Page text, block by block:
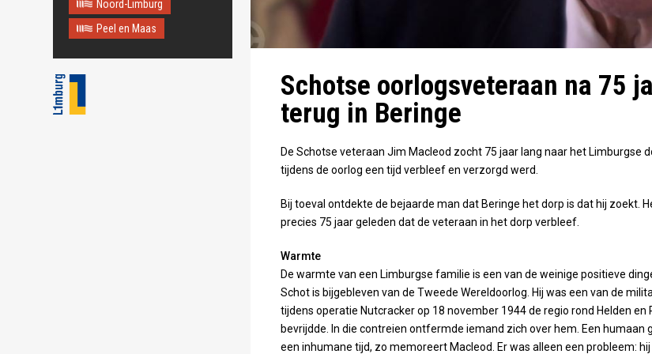
Maps correctly. See the
JavaScript console for
technical details.
Noord-Limburg
Peel en Maas
Schotse oorlogsveteraan na 75
terug in Beringe
De Schotse veteraan Jim Macleod zocht 75 jaar lang naar het Limburgse
tijdens de oorlog een tijd verbleef en verzorgd werd.
Bij toeval ontdekte de bejaarde man dat Beringe het dorp is dat hij zoekt.
precies 75 jaar geleden dat de veteraan in het dorp verbleef.
Warmte
De warmte van een Limburgse familie is een van de weinige positieve
Schot is bijgebleven van de Tweede Wereldoorlog. Hij was een van de
tijdens operatie Nutcracker op 18 november 1944 de regio rond Helden en
bevrijdde. In die contreien ontfermde iemand zich over hem. Een humaan
een inhumane tijd, zo memoreert Macleod. Er was alleen een probleem: